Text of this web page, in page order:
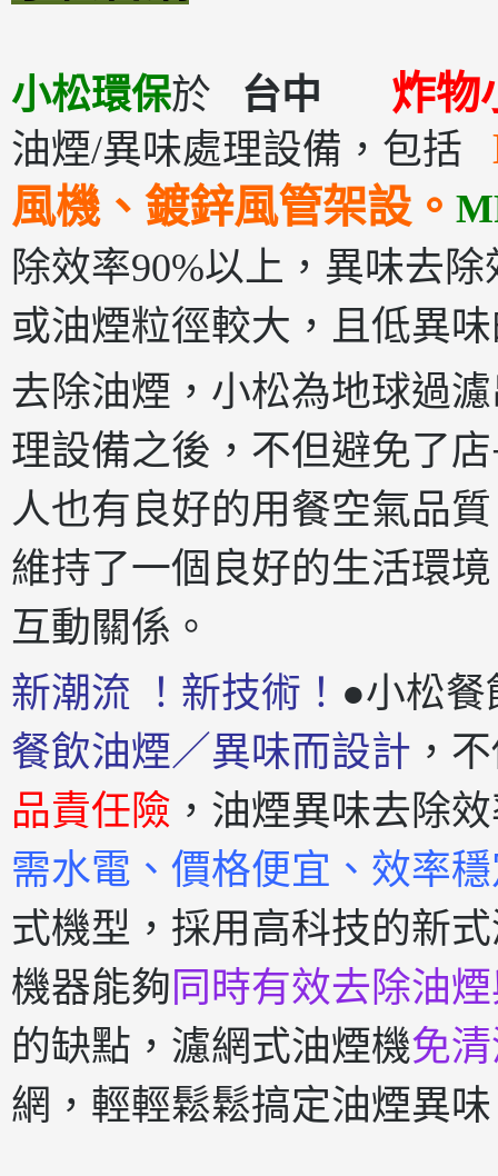
小松環保於 台中 炸
油煙/異味處理設備，包括
風機、鍍鋅風管架設。
除效率90%以上，異味去
或油煙粒徑較大，且低異
去除油煙，小松為地球過
理設備之後，不但避免了
人也有良好的用餐空氣品
維持了一個良好的生活環
互動關係。
新潮流 ！新技術！ ●小松餐
餐飲油煙／異味而設計 ，
品責任險 ，油煙異味去除
需水電、價格便宜、效率
式機型，採用高科技的新
機器能夠 同時有效去除油
的缺點，濾網式油煙機免
網，輕輕鬆鬆搞定油煙異